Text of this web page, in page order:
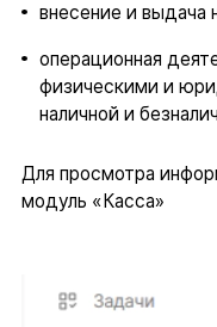
внесение и выдача
операционная
физическими и
наличной и
Для просмотра
модуль «Касса»